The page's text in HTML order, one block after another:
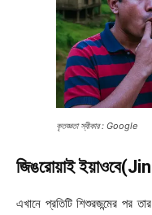
কৃতজ্ঞতা স্বীকার : Google
জিঙরোয়াই
এখানে প্রতিটি শিশুরজন্মের পর